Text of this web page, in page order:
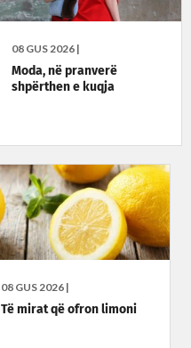
08 GUS 2026 |
Moda, në pranverë
shpërthen e kuqja
08 GUS 2026 |
Të mirat që ofron limoni